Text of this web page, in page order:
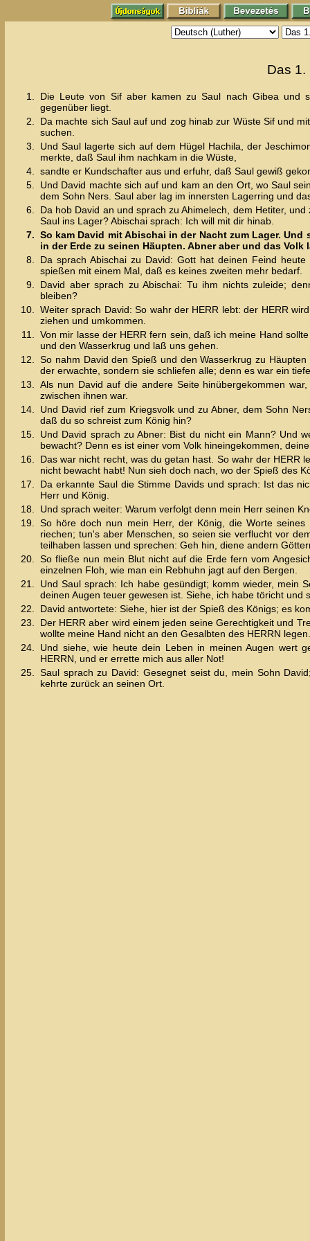
Das 1.
1.
Die Leute von Sif aber kamen zu Saul nach Gibea und
gegenüber liegt.
2.
Da machte sich Saul auf und zog hinab zur Wüste Sif und
suchen.
3.
Und Saul lagerte sich auf dem Hügel Hachila, der
merkte, daß Saul ihm nachkam in die Wüste,
4.
sandte er Kundschafter aus und erfuhr, daß Saul gewiß
5.
Und David machte sich auf und kam an den Ort, wo Saul
dem Sohn Ners. Saul aber lag im innersten Lagerring und
6.
Da hob David an und sprach zu Ahimelech, dem Hetiter,
Saul ins Lager? Abischai sprach: Ich will mit dir hinab.
7. So kam David mit Abischai in der Nacht zum Lager.
in der Erde zu seinen Häupten. Abner aber und das Volk
8.
Da sprach Abischai zu David: Gott hat deinen Feind
spießen mit einem Mal, daß es keines zweiten mehr bedarf.
9.
David aber sprach zu Abischai: Tu ihm nichts zuleide;
bleiben?
10.
Weiter sprach David: So wahr der HERR lebt: der HERR
ziehen und umkommen.
11.
Von mir lasse der HERR fern sein, daß ich meine Hand
und den Wasserkrug und laß uns gehen.
12.
So nahm David den Spieß und den Wasserkrug zu
der erwachte, sondern sie schliefen alle; denn es war ein
13.
Als nun David auf die andere Seite hinübergekommen
zwischen ihnen war.
14.
Und David rief zum Kriegsvolk und zu Abner, dem Sohn
daß du so schreist zum König hin?
15.
Und David sprach zu Abner: Bist du nicht ein Mann? Und
bewacht? Denn es ist einer vom Volk hineingekommen,
16.
Das war nicht recht, was du getan hast. So wahr der HERR
nicht bewacht habt! Nun sieh doch nach, wo der Spieß des
17.
Da erkannte Saul die Stimme Davids und sprach: Ist das
Herr und König.
18.
Und sprach weiter: Warum verfolgt denn mein Herr seinen
19.
So höre doch nun mein Herr, der König, die Worte
riechen; tun's aber Menschen, so seien sie verflucht vor
teilhaben lassen und sprechen: Geh hin, diene andern
20.
So fließe nun mein Blut nicht auf die Erde fern vom
einzelnen Floh, wie man ein Rebhuhn jagt auf den Bergen.
21.
Und Saul sprach: Ich habe gesündigt; komm wieder, mein
deinen Augen teuer gewesen ist. Siehe, ich habe töricht und
22.
David antwortete: Siehe, hier ist der Spieß des Königs; es
23.
Der HERR aber wird einem jeden seine Gerechtigkeit und
wollte meine Hand nicht an den Gesalbten des HERRN legen.
24.
Und siehe, wie heute dein Leben in meinen Augen wert
HERRN, und er errette mich aus aller Not!
25.
Saul sprach zu David: Gesegnet seist du, mein Sohn
kehrte zurück an seinen Ort.